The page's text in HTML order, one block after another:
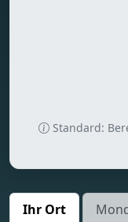
Standard:
Ihr Ort